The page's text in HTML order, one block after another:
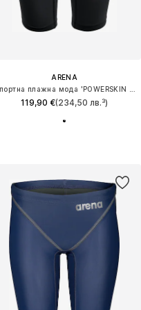
ARENA
119,90 €(234,50 лв.³)